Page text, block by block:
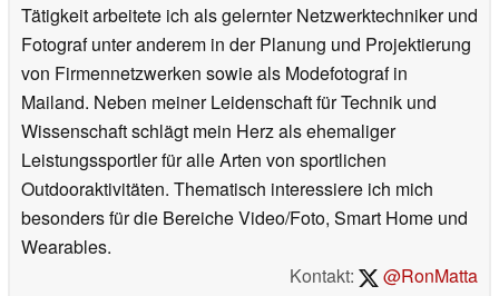
Tätigkeit arbeitete ich als gelernter Netzwerktechniker und
Fotograf unter anderem in der Planung und Projektierung
von Firmennetzwerken sowie als Modefotograf in
Mailand. Neben meiner Leidenschaft für Technik und
Wissenschaft schlägt mein Herz als ehemaliger
Leistungssportler für alle Arten von sportlichen
Outdooraktivitäten. Thematisch interessiere ich mich
besonders für die Bereiche Video/Foto, Smart Home und
Wearables.
Kontakt:
@RonMatta